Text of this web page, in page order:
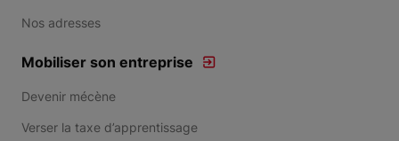
Nos adresses
Mobiliser son entreprise
Devenir mécène
Verser la taxe d’apprentissage